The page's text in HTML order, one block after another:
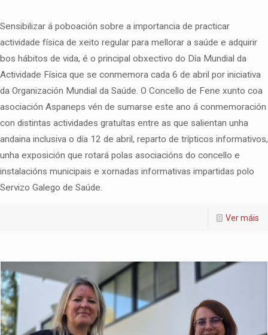
Sensibilizar á poboación sobre a importancia de practicar
actividade física de xeito regular para mellorar a saúde e adquirir
bos hábitos de vida, é o principal obxectivo do Día Mundial da
Actividade Física que se conmemora cada 6 de abril por iniciativa
da Organización Mundial da Saúde. O Concello de Fene xunto coa
asociación Aspaneps vén de sumarse este ano á conmemoración
con distintas actividades gratuítas entre as que salientan unha
andaina inclusiva o día 12 de abril, reparto de trípticos informativos,
unha exposición que rotará polas asociacións do concello e
instalacións municipais e xornadas informativas impartidas polo
Servizo Galego de Saúde.
Ver máis